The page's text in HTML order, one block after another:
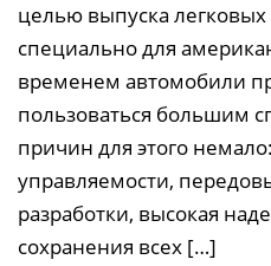
целью выпуска
специально для
временем автомобили
пользоваться большим
причин для этого
управляемости,
разработки, высокая
сохранения всех […]